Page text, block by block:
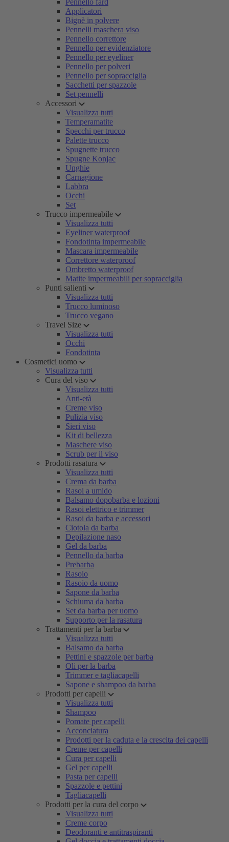
Pennello fard
Applicatori
Bignè in polvere
Pennelli maschera viso
Pennello correttore
Pennello per evidenziatore
Pennello per eyeliner
Pennello per polveri
Pennello per sopracciglia
Sacchetti per spazzole
Set pennelli
Accessori
Visualizza tutti
Temperamatite
Specchi per trucco
Palette trucco
Spugnette trucco
Spugne Konjac
Unghie
Carnagione
Labbra
Occhi
Set
Trucco impermeabile
Visualizza tutti
Eyeliner waterproof
Fondotinta impermeabile
Mascara impermeabile
Correttore waterproof
Ombretto waterproof
Matite impermeabili per sopracciglia
Punti salienti
Visualizza tutti
Trucco luminoso
Trucco vegano
Travel Size
Visualizza tutti
Occhi
Fondotinta
Cosmetici uomo
Visualizza tutti
Cura del viso
Visualizza tutti
Anti-età
Creme viso
Pulizia viso
Sieri viso
Kit di bellezza
Maschere viso
Scrub per il viso
Prodotti rasatura
Visualizza tutti
Crema da barba
Rasoi a umido
Balsamo dopobarba e lozioni
Rasoi elettrico e trimmer
Rasoi da barba e accessori
Ciotola da barba
Depilazione naso
Gel da barba
Pennello da barba
Prebarba
Rasoio
Rasoio da uomo
Sapone da barba
Schiuma da barba
Set da barba per uomo
Supporto per la rasatura
Trattamenti per la barba
Visualizza tutti
Balsamo da barba
Pettini e spazzole per barba
Oli per la barba
Trimmer e tagliacapelli
Sapone e shampoo da barba
Prodotti per capelli
Visualizza tutti
Shampoo
Pomate per capelli
Acconciatura
Prodotti per la caduta e la crescita dei capelli
Creme per capelli
Cura per capelli
Gel per capelli
Pasta per capelli
Spazzole e pettini
Tagliacapelli
Prodotti per la cura del corpo
Visualizza tutti
Creme corpo
Deodoranti e antitraspiranti